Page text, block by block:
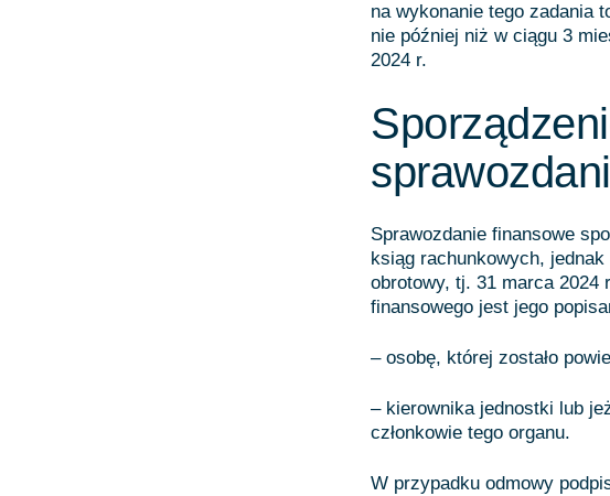
na wykonanie tego zadania
nie później niż w ciągu 3
2024 r.
Sprawozdanie finansowe
ksiąg rachunkowych,
obrotowy, tj. 31 marca 2024
finansowego jest jego
– osobę, której zostało
– kierownika jednostki lub
członkowie tego organu.
W przypadku odmowy